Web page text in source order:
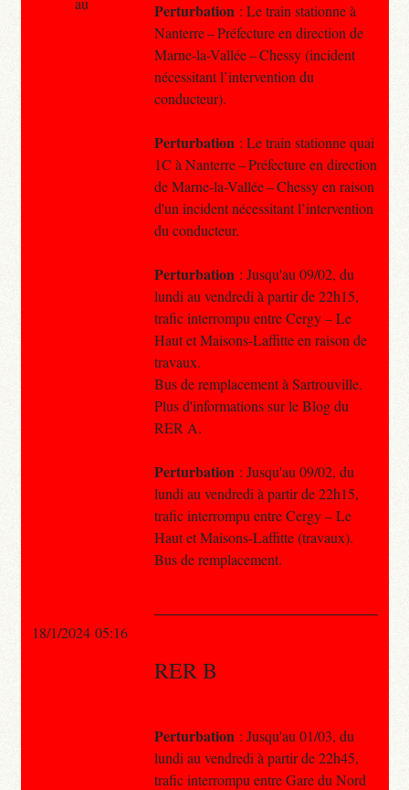
Perturbation : Le train stationne à
Nanterre – Préfecture en direction de
Marne-la-Vallée – Chessy (incident
nécessitant l’intervention du
conducteur).
Perturbation : Le train stationne quai
1C à Nanterre – Préfecture en direction
de Marne-la-Vallée – Chessy en raison
d'un incident nécessitant l’intervention
du conducteur.
Perturbation : Jusqu'au 09/02, du
lundi au vendredi à partir de 22h15,
trafic interrompu entre Cergy – Le
Haut et Maisons-Laffitte en raison de
travaux.
Bus de remplacement à Sartrouville.
Plus d'informations sur le Blog du
RER A.
Perturbation : Jusqu'au 09/02, du
lundi au vendredi à partir de 22h15,
trafic interrompu entre Cergy – Le
Haut et Maisons-Laffitte (travaux).
Bus de remplacement.
RER B
Perturbation : Jusqu'au 01/03, du
lundi au vendredi à partir de 22h45,
trafic interrompu entre Gare du Nord
18/1/2024 05:16